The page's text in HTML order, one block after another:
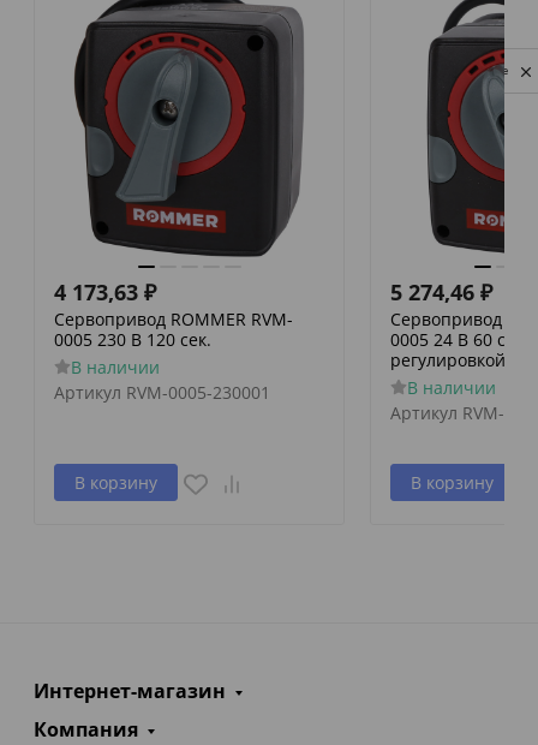
4 173,63 ₽
Сервопривод ROMMER RVM-
0005 230 В 120 сек.
В наличии
Артикул RVM-0005-230001
В корзину
5 274,46 ₽
Сервопривод
0005 24 В 60
регулировкой по
В наличии
Артикул RVM-
В корзину
Интернет-магазин
Компания
Privacy notice